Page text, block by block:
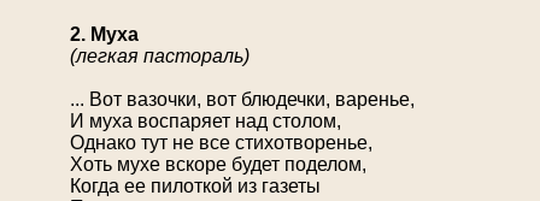
2. Муха
(легкая пастораль)
... Вот вазочки, вот блюдечки, варенье,
И муха воспаряет над столом,
Однако тут не все стихотворенье,
Хоть мухе вскоре будет поделом,
Когда ее пилоткой из газеты